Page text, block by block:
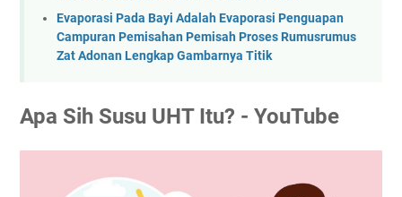
Evaporasi Pada Bayi Adalah Evaporasi Penguapan
Campuran Pemisahan Pemisah Proses Rumusrumus
Zat Adonan Lengkap Gambarnya Titik
Apa Sih Susu UHT Itu? - YouTube